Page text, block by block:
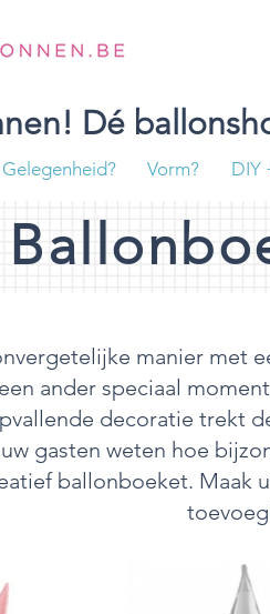
Dé
Gelegenheid? Vorm? DIY
manier met
ander speciaal
decoratie trekt
gasten weten hoe
ballonboeket. Maak